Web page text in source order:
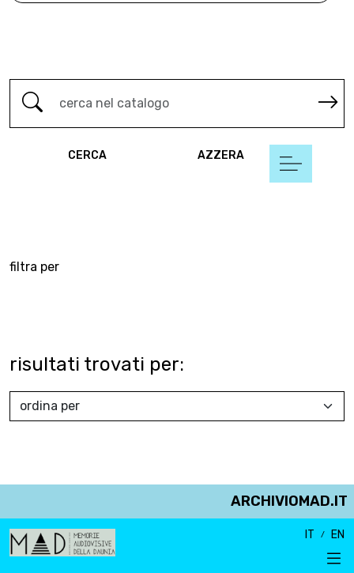
CERCA AZZERA
filtra per
risultati trovati per:
ARCHIVIOMAD.IT
IT EN